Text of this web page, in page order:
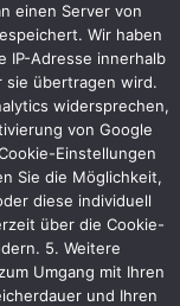
Nächster
einen Server von
Wir haben
IP-Adresse innerhalb
sie übertragen wird.
widersprechen,
von Google
Einstellungen
Sie die Möglichkeit,
diese individuell
über die Cookie-
5. Weitere
Umgang mit Ihren
und Ihren